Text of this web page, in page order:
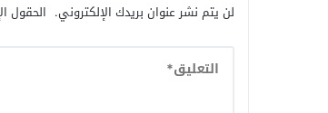
لن يتم نشر عنوان بريدك الإلكتروني. الحقول